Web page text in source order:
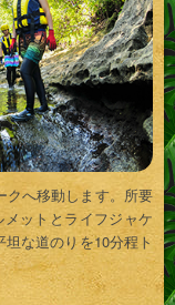
クへ移動します。所要
ットとライフジャケ
坦な道のりを10分程ト